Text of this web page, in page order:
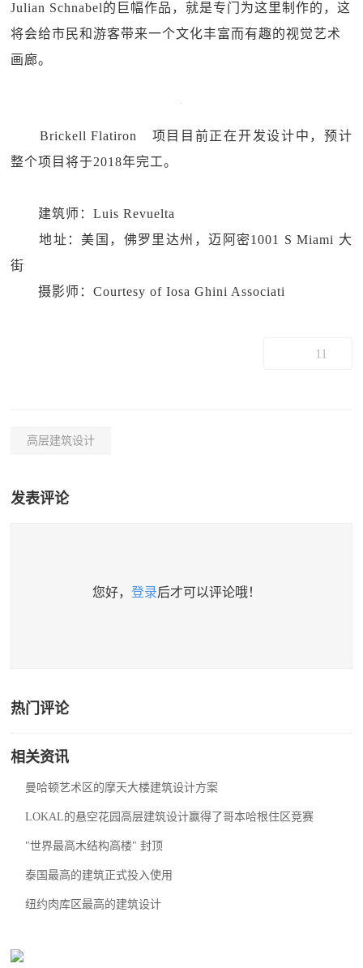
Julian Schnabel的巨幅作品，就是专门为这里制作的，这
将会给市民和游客带来一个文化丰富而有趣的视觉艺术
画廊。
Brickell Flatiron 项目目前正在开发设计中，预计
整个项目将于2018年完工。
建筑师：Luis Revuelta
地址：美国，佛罗里达州，迈阿密1001 S Miami 大
街
摄影师：Courtesy of Iosa Ghini Associati
11
高层建筑设计
发表评论
您好， 登录后才可以评论哦！
热门评论
相关资讯
曼哈顿艺术区的摩天大楼建筑设计方案
LOKAL的悬空花园高层建筑设计赢得了哥本哈根住区竞赛
"世界最高木结构高楼" 封顶
泰国最高的建筑正式投入使用
纽约肉库区最高的建筑设计